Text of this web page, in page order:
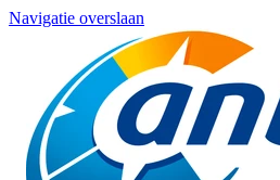
Navigatie overslaan